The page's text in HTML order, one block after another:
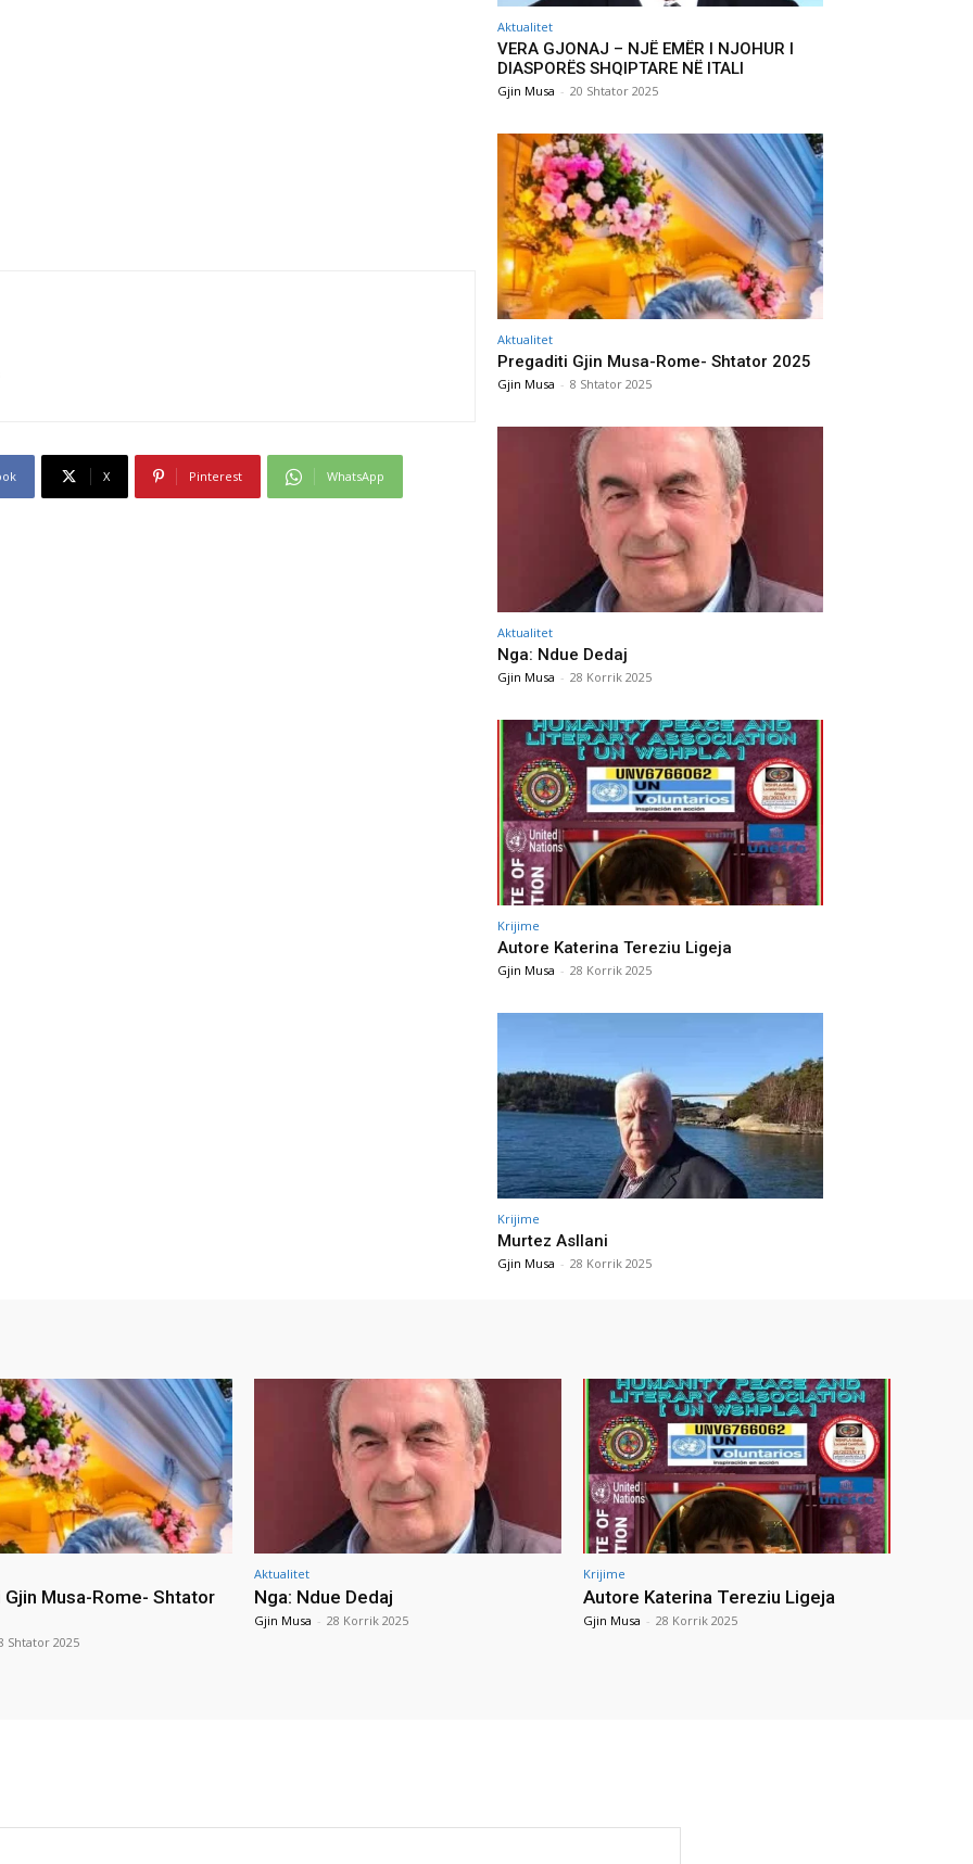
X Pinterest WhatsApp
Aktualitet
VERA GJONAJ – NJË EMËR I NJOHUR I
DIASPORËS SHQIPTARE NË ITALI
Gjin Musa - 20 Shtator 2025
Aktualitet
Pregaditi Gjin Musa-Rome- Shtator 2025
Gjin Musa - 8 Shtator 2025
Aktualitet
Nga: Ndue Dedaj
Gjin Musa - 28 Korrik 2025
Krijime
Autore Katerina Tereziu Ligeja
Gjin Musa - 28 Korrik 2025
Krijime
Murtez Asllani
Gjin Musa - 28 Korrik 2025
Musa-Rome- Shtator
Shtator 2025
Aktualitet
Nga: Ndue Dedaj
Gjin Musa - 28 Korrik 2025
Krijime
Autore Katerina Tereziu Ligeja
Gjin Musa - 28 Korrik 2025